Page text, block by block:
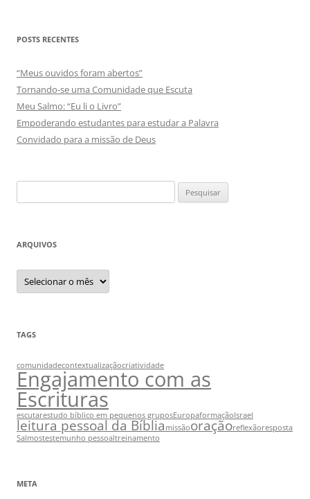
POSTS RECENTES
“Meus ouvidos foram abertos”
Tornando-se uma Comunidade que Escuta
Meu Salmo: “Eu li o Livro”
Empoderando estudantes para estudar a Palavra
Convidado para a missão de Deus
por:
ARQUIVOS
Arquivos
TAGS
comunidadecontextualizaçãocriatividade
Engajamento com as
Escrituras
escutarestudo bíblico em pequenos gruposEuropaformaçãoIsrael
leitura pessoal da Bíbliamissãooraçãoreflexãoresposta
Salmostestemunho pessoaltreinamento
META